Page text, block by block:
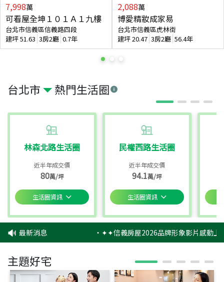
台北市 熱門生活圈
林森北路生活圈
近半年成交價
80萬/坪
生活圈資訊
民權西路生活圈
近半年成交價
94.1萬/坪
生活圈資訊
7,998萬
可看屋全坤１０１Ａ１九樓
台北市信義區信義路四段
建坪51.63 3房2廳 0.7年
2,088萬
博愛精妝成家易
台北市信義區虎林街
建坪20.47 3房2廳 56.4年
最新消息 ‧✦✦信義房屋2026品牌形象影片感動上
主題好宅